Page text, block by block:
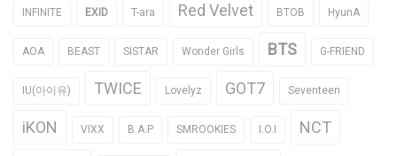
INFINITE EXID T-ara Red Velvet BTOB HyunA
AOA BEAST SISTAR Wonder Girls BTS G-FRIEND
IU(아이유) TWICE Lovelyz GOT7 Seventeen
iKON VIXX B.A.P SMROOKIES I.O.I NCT